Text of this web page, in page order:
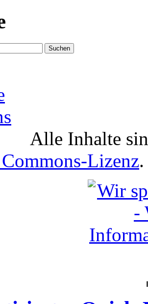
Alle Inhalte
Lizenz.